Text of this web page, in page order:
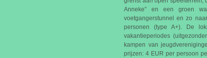
Anneke” en een groen
voetgangerstunnel en zo
personen (type A+). De
vakantieperiodes
kampen van
prijzen: 4 EUR per persoon